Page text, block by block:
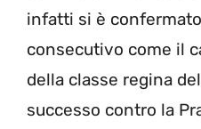
infatti si è
consecutivo come il
della classe regina
successo contro la